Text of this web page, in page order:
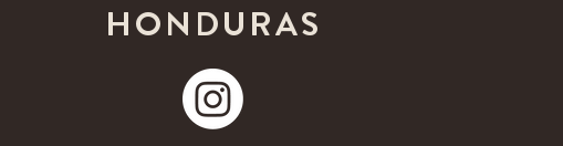
HONDURAS